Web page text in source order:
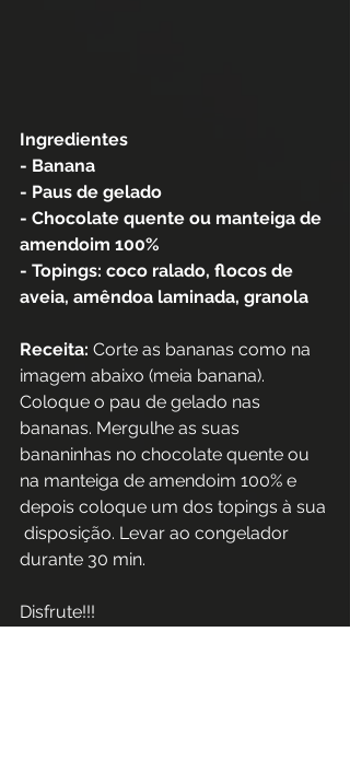
Ingredientes
- Banana
- Paus de gelado
- Chocolate quente ou manteiga de
amendoim 100%
- Topings: coco ralado, flocos de
aveia, amêndoa laminada, granola
Receita: Corte as bananas como na
imagem abaixo (meia banana).
Coloque o pau de gelado nas
bananas. Mergulhe as suas
bananinhas no chocolate quente ou
na manteiga de amendoim 100% e
depois coloque um dos topings à sua
disposição. Levar ao congelador
durante 30 min.
Disfrute!!!